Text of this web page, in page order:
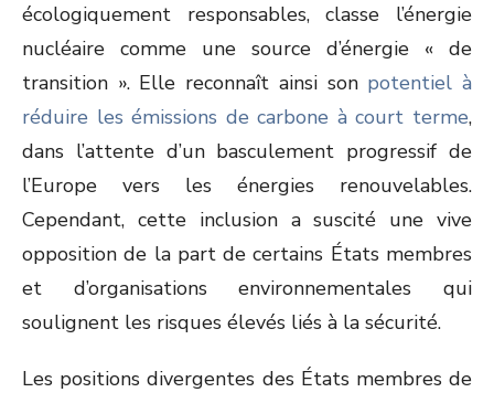
écologiquement responsables, classe l’énergie
nucléaire comme une source d’énergie « de
transition ». Elle reconnaît ainsi son potentiel à
réduire les émissions de carbone à court terme,
dans l’attente d’un basculement progressif de
l’Europe vers les énergies renouvelables.
Cependant, cette inclusion a suscité une vive
opposition de la part de certains États membres
et d’organisations environnementales qui
soulignent les risques élevés liés à la sécurité.
Les positions divergentes des États membres de